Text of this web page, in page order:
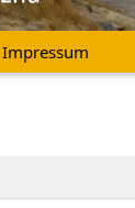
Impressum